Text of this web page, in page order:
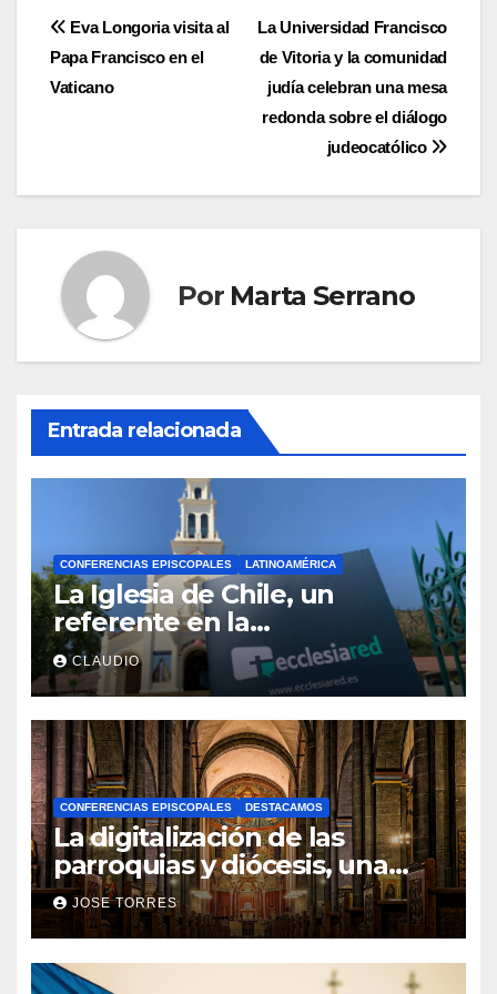
Navegación
de
La Universidad Francisco
de Vitoria y la comunidad
judía celebran una mesa
redonda sobre el diálogo
judeocatólico
Eva Longoria visita al
Papa Francisco en el
Vaticano
Por Marta Serrano
Entrada relacionada
CONFERENCIAS EPISCOPALES LATINOAMÉRICA
La Iglesia de Chile, un
referente en la
transformación digital gracias
a Ecclesiared
CLAUDIO
CONFERENCIAS EPISCOPALES DESTACAMOS
La digitalización de las
parroquias y diócesis, una
realidad ya para el futuro de
la Iglesia
JOSE TORRES